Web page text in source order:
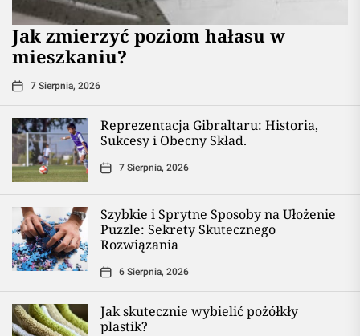
Jak zmierzyć poziom hałasu w
mieszkaniu?
7 Sierpnia, 2026
Reprezentacja Gibraltaru: Historia,
Sukcesy i Obecny Skład.
7 Sierpnia, 2026
Szybkie i Sprytne Sposoby na Ułożenie
Puzzle: Sekrety Skutecznego
Rozwiązania
6 Sierpnia, 2026
Jak skutecznie wybielić pożółkły
plastik?